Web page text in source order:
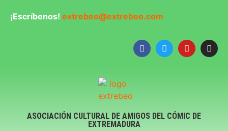
¡Escríbenos! extrebeo@extrebeo.com
ASOCIACIÓN CULTURAL DE AMIGOS DEL CÓMIC DE
EXTREMADURA